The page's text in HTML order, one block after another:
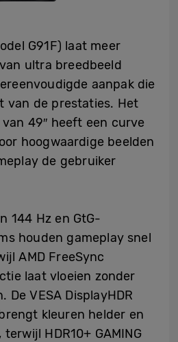
G91F) laat meer
ultra breedbeeld
aanpak die
van de prestaties. Het
49″ heeft een curve
hoogwaardige beelden
de gebruiker
144 Hz en GtG-
houden gameplay snel
AMD FreeSync
laat vloeien zonder
VESA DisplayHDR
kleuren helder en
HDR10+ GAMING